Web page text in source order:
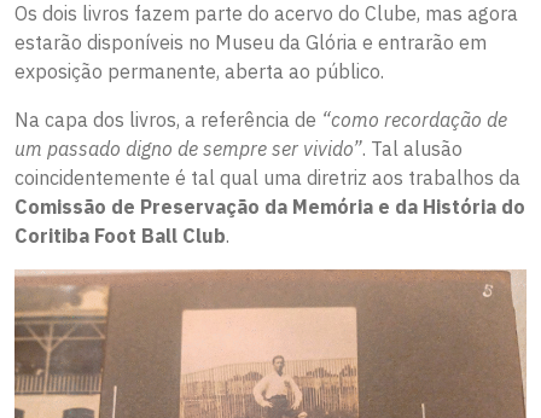
Os dois livros fazem parte do acervo do Clube, mas agora
estarão disponíveis no Museu da Glória e entrarão em
exposição permanente, aberta ao público.
Na capa dos livros, a referência de “como recordação de
um passado digno de sempre ser vivido”. Tal alusão
coincidentemente é tal qual uma diretriz aos trabalhos da
Comissão de Preservação da Memória e da História do
Coritiba Foot Ball Club.